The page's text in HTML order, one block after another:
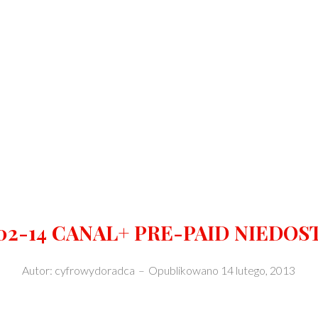
14 CANAL+ PRE-PAID
Autor: cyfrowydoradca – Opublikowano 14 lutego, 2013